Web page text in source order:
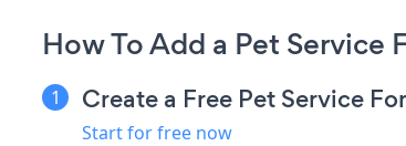
How To Add a Pet Service
Create a Free Pet Service
Start for free now